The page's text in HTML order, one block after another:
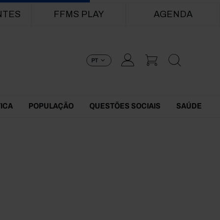
FFMS PLAY AGENDA
PT
POPULAÇÃO QUESTÕES SOCIAIS SAÚDE